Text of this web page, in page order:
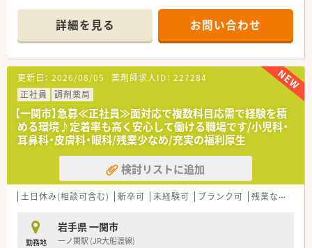
■ドミナントで出店しておりヘルプ体制も万全です。皆さんお
互い様精神で助け合いながら勤務しています。
■監査機材も導入されており、安心して働ける環境を整えていま
す。患者様との服薬指導の時間も充実させることができていま
す。
■地域の薬局が出資してできた薬局なので信頼のおける会社で
す。
詳細を見る お問い合わせ
更新日： 2026/08/05 薬剤師求人ID： 227284
正社員
調剤薬局
【一関市】急募≪正社員≫面対応で複数科目応需で経験を積
める環境♪定着率も高く安心して働ける職場です/小児科・
耳鼻科・皮膚科・眼科/残業少なめ/充実の福利厚生
検討リストに追加
土日休み(相談可含む) 新卒可 未経験可 ブランク可 残業なし(ほぼなし含む)
勤務地
岩手県 一関市
一ノ関駅 (JR大船渡線)